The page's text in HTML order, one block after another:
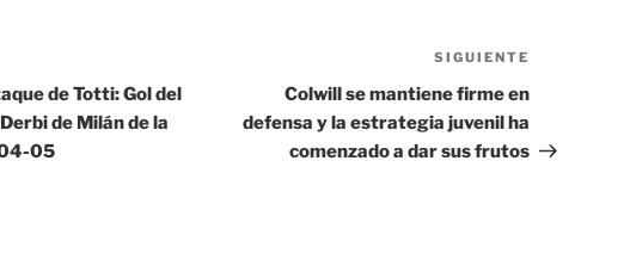
de Totti: Gol del
de Milán de la
05
entrada
SIGUIENTE
Colwill se mantiene firme en
defensa y la estrategia juvenil ha
comenzado a dar sus frutos